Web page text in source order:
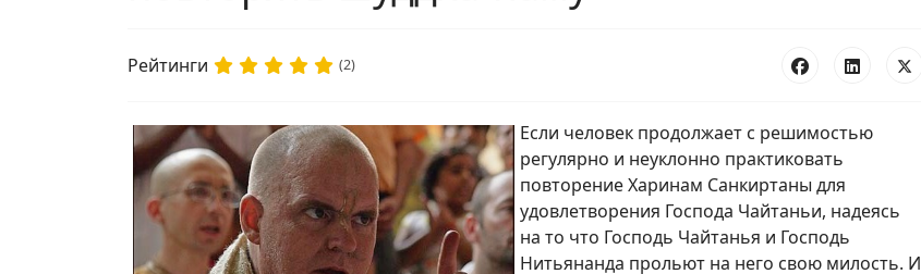
Рейтинги (2)
Если человек продолжает с решимостью
регулярно и неуклонно практиковать
повторение Харинам Санкиртаны для
удовлетворения Господа Чайтаньи, надеясь
на то что Господь Чайтанья и Господь
Нитьянанда прольют на него свою милость. И